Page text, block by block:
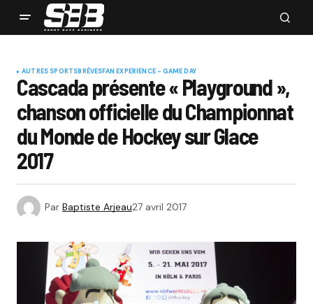
AUTRES SPORTSBRÈVESFAN EXPERIENCE - GAME DAY
Cascada présente « Playground »,
chanson officielle du Championnat
du Monde de Hockey sur Glace
2017
Par Baptiste Arjeau27 avril 2017